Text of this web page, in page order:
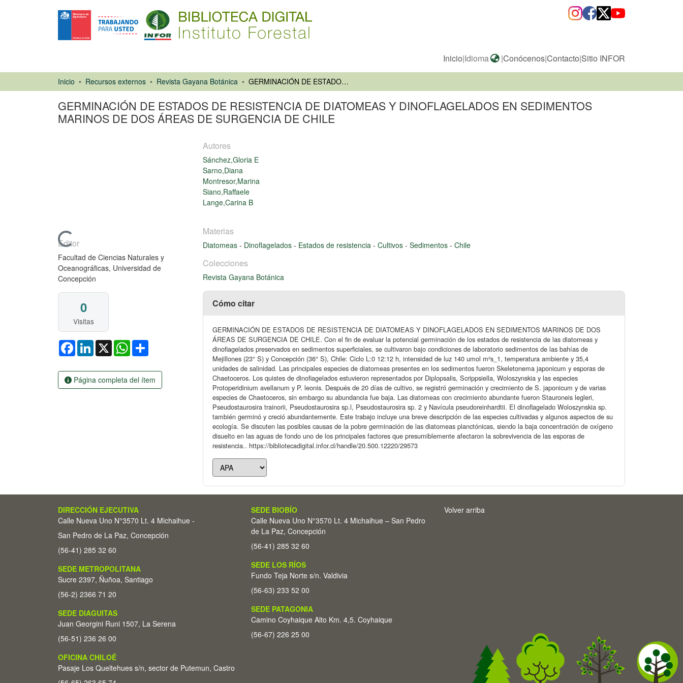
Inicio|Idioma |Conócenos|Contacto|Sitio INFOR
Inicio Recursos externos Revista Gayana Botánica GERMINACIÓN DE ESTADOS DE RESISTENCIA DE DIATOMEAS Y DINOFLAGELADOS EN SEDIMENTOS MARINOS DE DOS ÁREAS DE SURGENCIA DE CHILE
GERMINACIÓN DE ESTADOS DE RESISTENCIA DE DIATOMEAS Y DINOFLAGELADOS EN SEDIMENTOS
MARINOS DE DOS ÁREAS DE SURGENCIA DE CHILE
Cargando...
Editor
Facultad de Ciencias Naturales y
Oceanográficas, Universidad de
Concepción
0
Visitas
FacebookLinkedIn
X WhatsApp
Página completa del ítem
Autores
Sánchez,Gloria E
Sarno,Diana
Montresor,Marina
Siano,Raffaele
Lange,Carina B
Materias
Diatomeas - Dinoflagelados - Estados de resistencia - Cultivos - Sedimentos - Chile
Colecciones
Revista Gayana Botánica
Cómo citar
GERMINACIÓN DE ESTADOS DE RESISTENCIA DE DIATOMEAS Y DINOFLAGELADOS EN SEDIMENTOS MARINOS DE DOS
ÁREAS DE SURGENCIA DE CHILE. Con el fin de evaluar la potencial germinación de los estados de resistencia de las diatomeas y
dinofiagelados preservados en sedimentos superficiales, se cultivaron bajo condiciones de laboratorio sedimentos de las bahías de
Mejillones (23° S) y Concepción (36° S), Chile: Ciclo L:0 12:12 h, intensidad de luz 140 umol m²s_1, temperatura ambiente y 35,4
unidades de salinidad. Las principales especies de diatomeas presentes en los sedimentos fueron Skeletonema japonicum y esporas de
Chaetoceros. Los quistes de dinofiagelados estuvieron representados por Diplopsalis, Scrippsiella, Woloszynskia y las especies
Protoperidinium avellanum y P. leonis. Después de 20 días de cultivo, se registró germinación y crecimiento de S. japonicum y de varias
especies de Chaetoceros, sin embargo su abundancia fue baja. Las diatomeas con crecimiento abundante fueron Stauroneis legleri,
Pseudostaurosira trainorii, Pseudostaurosira sp.l, Pseudostaurosira sp. 2 y Navícula pseudoreinhardtii. El dinoflagelado Woloszynskia sp.
también germinó y creció abundantemente. Este trabajo incluye una breve descripción de las especies cultivadas y algunos aspectos de su
ecología. Se discuten las posibles causas de la pobre germinación de las diatomeas planctónicas, siendo la baja concentración de oxígeno
disuelto en las aguas de fondo uno de los principales factores que presumiblemente afectaron la sobrevivencia de las esporas de
resistencia.. https://bibliotecadigital.infor.cl/handle/20.500.12220/29573
DIRECCIÓN EJECUTIVA
Calle Nueva Uno N°3570 Lt. 4 Michaihue -
San Pedro de La Paz, Concepción
(56-41) 285 32 60
SEDE METROPOLITANA
Sucre 2397, Ñuñoa, Santiago
(56-2) 2366 71 20
SEDE DIAGUITAS
Juan Georgini Runi 1507, La Serena
(56-51) 236 26 00
OFICINA CHILOÉ
Pasaje Los Queltehues s/n, sector de Putemun, Castro
SEDE BIOBÍO
Calle Nueva Uno N°3570 Lt. 4 Michaihue – San Pedro
de La Paz, Concepción
(56-41) 285 32 60
SEDE LOS RÍOS
Fundo Teja Norte s/n. Valdivia
(56-63) 233 52 00
SEDE PATAGONIA
Camino Coyhaique Alto Km. 4,5. Coyhaique
(56-67) 226 25 00
Volver arriba